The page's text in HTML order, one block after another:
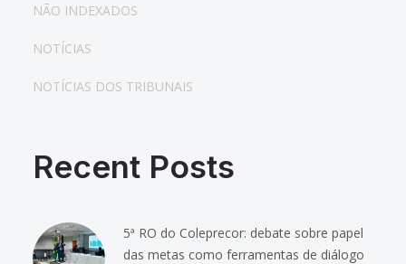
NÃO INDEXADOS
NOTÍCIAS
NOTÍCIAS DOS TRIBUNAIS
Recent Posts
5ª RO do Coleprecor: debate sobre papel
das metas como ferramentas de diálogo